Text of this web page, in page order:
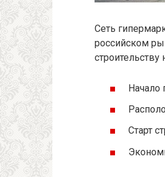
Сеть
российском
Начало
Старт